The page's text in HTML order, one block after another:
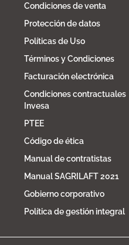
Condiciones de venta
Protección de datos
Políticas de Uso
Términos y Condiciones
Facturación electrónica
Condiciones contractuales
Invesa
PTEE
Código de ética
Manual de contratistas
Manual SAGRILAFT 2021
Gobierno corporativo
Política de gestión integral